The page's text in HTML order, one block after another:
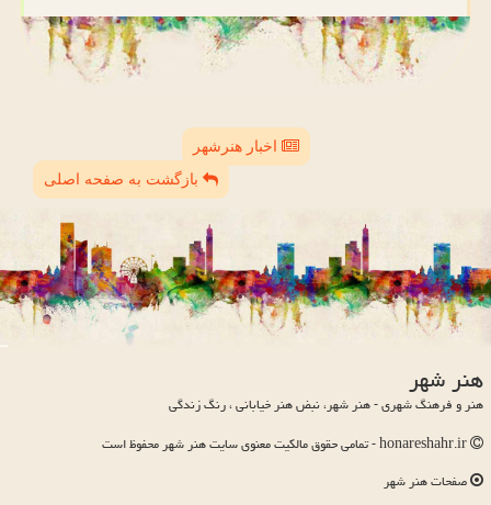
اخبار هنرشهر
بازگشت به صفحه اصلی
هنر شهر
هنر و فرهنگ شهری - هنر شهر، نبض هنر خیابانی ، رنگ زندگی
صفحات هنر شهر